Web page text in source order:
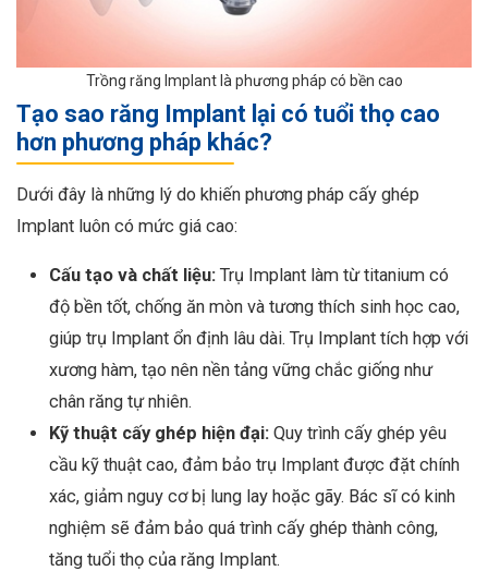
Trồng răng Implant là phương pháp có bền cao
Tạo sao răng Implant lại có tuổi thọ cao
hơn phương pháp khác?
Dưới đây là những lý do khiến phương pháp cấy ghép
Implant luôn có mức giá cao:
Cấu tạo và chất liệu: Trụ Implant làm từ titanium có
độ bền tốt, chống ăn mòn và tương thích sinh học cao,
giúp trụ Implant ổn định lâu dài. Trụ Implant tích hợp với
xương hàm, tạo nên nền tảng vững chắc giống như
chân răng tự nhiên.
Kỹ thuật cấy ghép hiện đại: Quy trình cấy ghép yêu
cầu kỹ thuật cao, đảm bảo trụ Implant được đặt chính
xác, giảm nguy cơ bị lung lay hoặc gãy. Bác sĩ có kinh
nghiệm sẽ đảm bảo quá trình cấy ghép thành công,
tăng tuổi thọ của răng Implant.